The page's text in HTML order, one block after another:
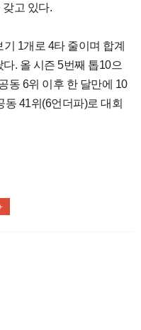
고 있다.
1개로 4타 줄이며 합계
. 올 시즌 5번째 톱10으
동 6위 이후 한 달만에 10
41위(6언더파)로 대회